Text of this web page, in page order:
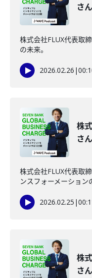
さ
株式会社FLUX代表取
の未来。
2026.02.26 |
株
さ
株式会社FLUX代表取
ンスフォーメーション
2026.02.25 |
株
さ